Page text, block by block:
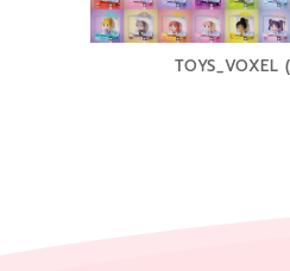
TOYS_VOXEL